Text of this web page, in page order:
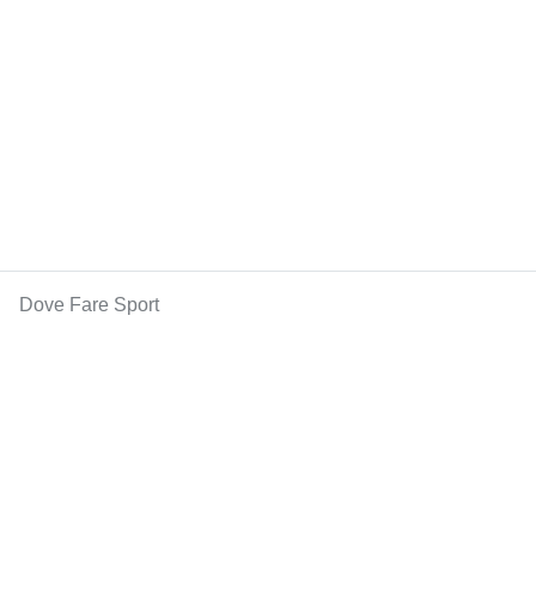
Dove Fare Sport